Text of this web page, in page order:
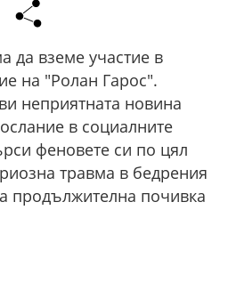
да вземе участие в
на "Ролан Гарос".
неприятната новина
в социалните
феновете си по цял
травма в бедрения
продължителна почивка